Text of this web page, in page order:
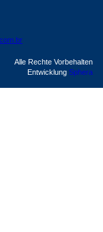
Alle Rechte Vorbehalten
Entwicklung Sphera